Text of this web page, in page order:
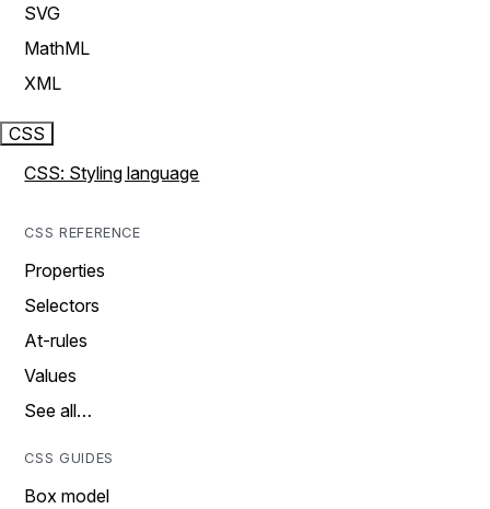
SVG
MathML
XML
CSS
CSS: Styling language
CSS REFERENCE
Properties
Selectors
At-rules
Values
See all…
CSS GUIDES
Box model